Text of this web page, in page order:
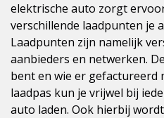
elektrische auto zorgt
verschillende laadpunten je
Laadpunten zijn namelijk
aanbieders en netwerken.
bent en wie er gefactureerd
laadpas kun je vrijwel bij
auto laden. Ook hierbij